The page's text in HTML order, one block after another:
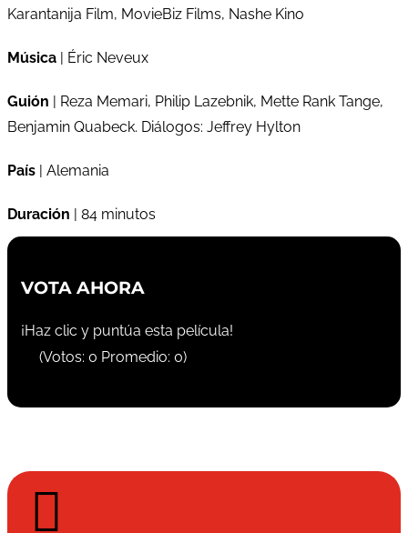
Karantanija Film, MovieBiz Films, Nashe Kino
Música | Éric Neveux
Guión | Reza Memari, Philip Lazebnik, Mette Rank Tange,
Benjamin Quabeck. Diálogos: Jeffrey Hylton
País | Alemania
Duración | 84 minutos
VOTA AHORA
¡Haz clic y puntúa esta película!
(Votos: 0 Promedio: 0)
